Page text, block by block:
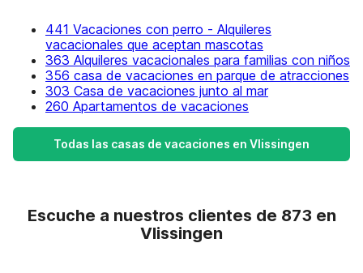
441 Vacaciones con perro - Alquileres
vacacionales que aceptan mascotas
363 Alquileres vacacionales para familias con niños
356 casa de vacaciones en parque de atracciones
303 Casa de vacaciones junto al mar
260 Apartamentos de vacaciones
Todas las casas de vacaciones en Vlissingen
Escuche a nuestros clientes de 873 en
Vlissingen